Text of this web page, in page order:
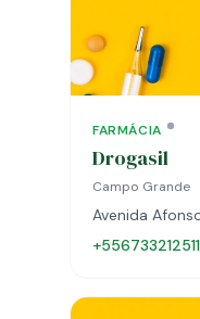
FARMÁCIA
Drogasil
Campo Grande
Avenida
+556733212511